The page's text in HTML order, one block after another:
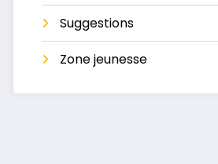
Suggestions
Zone jeunesse